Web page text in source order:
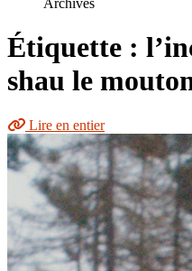
Archives
Étiquette :
shau le
Lire en entier